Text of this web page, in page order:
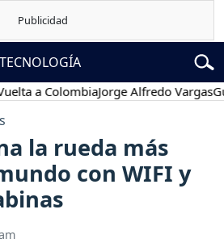
TECNOLOGÍA
a ColombiaJorge Alfredo Vargas
la rueda más
con WIFI y